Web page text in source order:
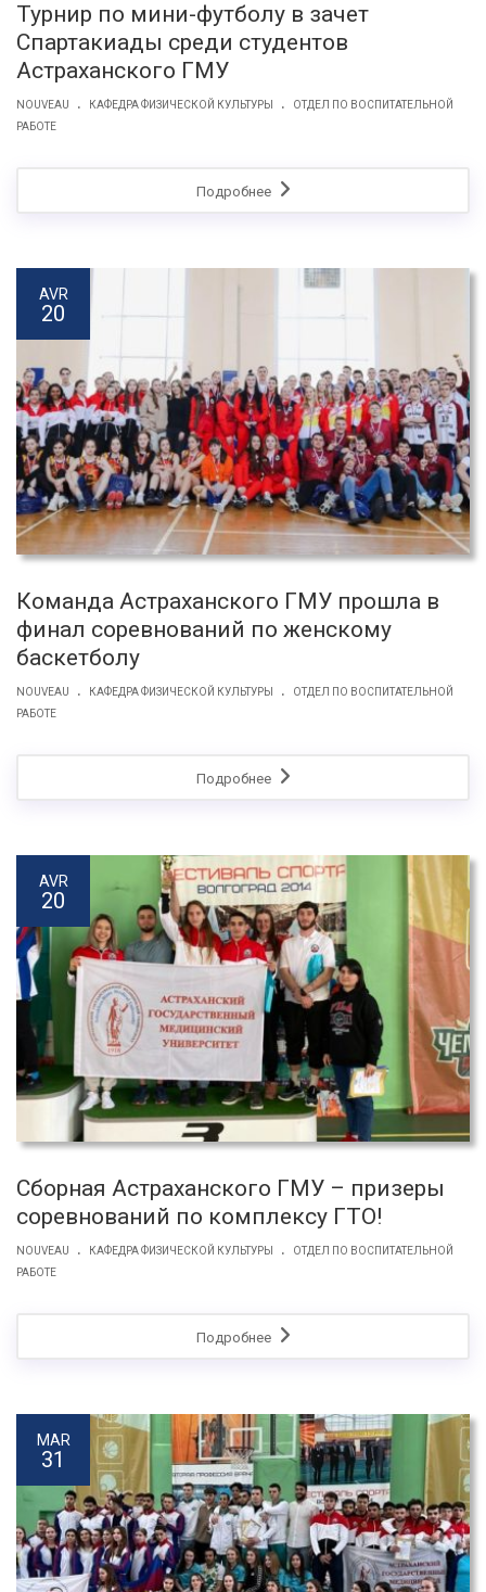
Турнир по мини-футболу в зачет
Спартакиады среди студентов
Астраханского ГМУ
NOUVEAU . КАФЕДРА ФИЗИЧЕСКОЙ КУЛЬТУРЫ .
ОТДЕЛ ПО ВОСПИТАТЕЛЬНОЙ
РАБОТЕ
Подробнее
AVR
20
Команда Астраханского ГМУ прошла в
финал соревнований по женскому
баскетболу
NOUVEAU . КАФЕДРА ФИЗИЧЕСКОЙ КУЛЬТУРЫ .
ОТДЕЛ ПО ВОСПИТАТЕЛЬНОЙ
РАБОТЕ
Подробнее
AVR
20
Сборная Астраханского ГМУ – призеры
соревнований по комплексу ГТО!
NOUVEAU . КАФЕДРА ФИЗИЧЕСКОЙ КУЛЬТУРЫ .
ОТДЕЛ ПО ВОСПИТАТЕЛЬНОЙ
РАБОТЕ
Подробнее
MAR
31